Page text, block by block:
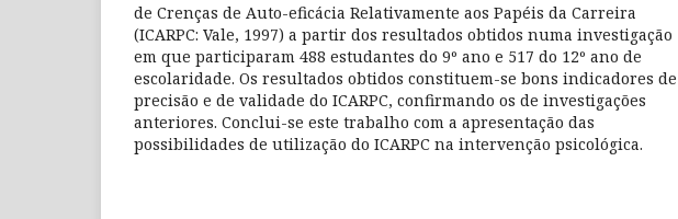
de Crenças de Auto-eficácia Relativamente aos Papéis da Carreira
(ICARPC: Vale, 1997) a partir dos resultados obtidos numa investigação
em que participaram 488 estudantes do 9º ano e 517 do 12º ano de
escolaridade. Os resultados obtidos constituem-se bons indicadores de
precisão e de validade do ICARPC, confirmando os de investigações
anteriores. Conclui-se este trabalho com a apresentação das
possibilidades de utilização do ICARPC na intervenção psicológica.